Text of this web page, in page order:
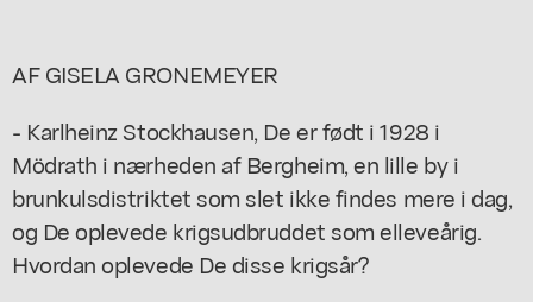
AF GISELA GRONEMEYER
- Karlheinz Stockhausen, De er født i 1928 i
Mödrath i nærheden af Bergheim, en lille by i
brunkulsdistriktet som slet ikke findes mere i dag,
og De oplevede krigsudbruddet som elleveårig.
Hvordan oplevede De disse krigsår?